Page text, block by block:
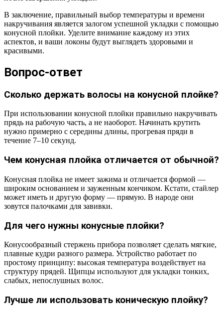
В заключение, правильный выбор температуры и времени
накручивания является залогом успешной укладки с помощью
конусной плойки. Уделите внимание каждому из этих
аспектов, и ваши локоны будут выглядеть здоровыми и
красивыми.
Вопрос-ответ
Сколько держать волосы на конусной плойке?
При использовании конусной плойки правильно накручивать
прядь на рабочую часть, а не наоборот. Начинать крутить
нужно примерно с середины длины, прогревая пряди в
течение 7–10 секунд.
Чем конусная плойка отличается от обычной?
Конусная плойка не имеет зажима и отличается формой —
широким основанием и зауженным кончиком. Кстати, стайлер
может иметь и другую форму — прямую. В народе они
зовутся палочками для завивки.
Для чего нужны конусные плойки?
Конусообразный стержень прибора позволяет сделать мягкие,
плавные кудри разного размера. Устройство работает по
простому принципу: высокая температура воздействует на
структуру прядей. Щипцы используют для укладки тонких,
слабых, непослушных волос.
Лучше ли использовать коническую плойку?